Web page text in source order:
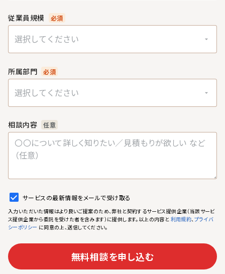
従業員規模 必須
選択してください
所属部門 必須
選択してください
相談内容 任意
サービスの最新情報をメールで受け取る
入力いただいた情報はより良いご提案のため、弊社と契約するサービス提供企業（当該サービ
ス提供企業から委託を受けた者を含みます）に提供します。以上の内容と 利用規約、プライバ
シーポリシー に同意の上、送信してください。
無料相談を申し込む